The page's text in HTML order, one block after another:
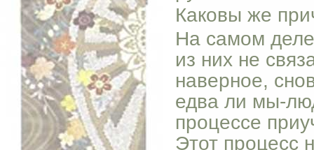
Каковы же
На самом
из них не
наверное,
едва ли мы-
процессе
Этот процесс